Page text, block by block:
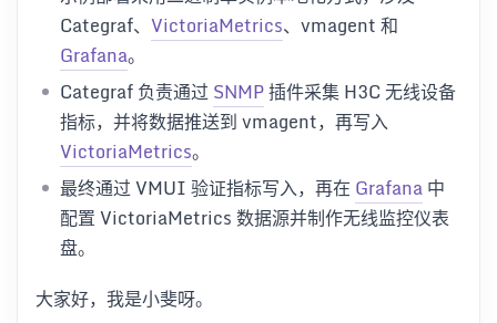
Categraf、 VictoriaMetrics、vmagent 和
Grafana。
Categraf 负责通过SNMP插件采集 H3C 无线设备
指标，并将数据推送到 vmagent，再写入
VictoriaMetrics。
最终通过 VMUI 验证指标写入，再在 Grafana中
配置 VictoriaMetrics 数据源并制作无线监控仪表
盘。
大家好，我是小斐呀。